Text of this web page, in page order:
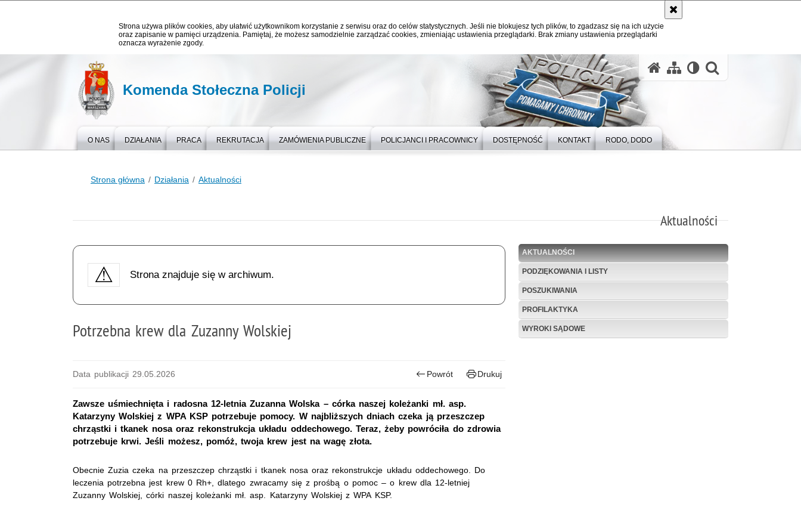
Strona używa plików cookies, aby ułatwić użytkownikom korzystanie z serwisu oraz do celów statystycznych. Jeśli nie blokujesz tych plików, to zgadzasz się na ich użycie
oraz zapisanie w pamięci urządzenia. Pamiętaj, że możesz samodzielnie zarządzać cookies, zmieniając ustawienia przeglądarki. Brak zmiany ustawienia przeglądarki
oznacza wyrażenie zgody.
Komenda Stołeczna Policji
O NAS DZIAŁANIA PRACA REKRUTACJA ZAMÓWIENIA PUBLICZNE POLICJANCI I PRACOWNICY DOSTĘPNOŚĆ KONTAKT RODO, DODO
Strona główna Działania Aktualności
Aktualności
Strona znajduje się w archiwum.
Potrzebna krew dla Zuzanny Wolskiej
Data publikacji 29.05.2026 Powrót Drukuj
Zawsze uśmiechnięta i radosna 12-letnia Zuzanna Wolska – córka naszej koleżanki mł. asp.
Katarzyny Wolskiej z WPA KSP potrzebuje pomocy. W najbliższych dniach czeka ją przeszczep
chrząstki i tkanek nosa oraz rekonstrukcja układu oddechowego. Teraz, żeby powróciła do zdrowia
potrzebuje krwi. Jeśli możesz, pomóż, twoja krew jest na wagę złota.
Obecnie Zuzia czeka na przeszczep chrząstki i tkanek nosa oraz rekonstrukcje układu oddechowego. Do
leczenia potrzebna jest krew 0 Rh+, dlatego zwracamy się z prośbą o pomoc – o krew dla 12-letniej
Zuzanny Wolskiej, córki naszej koleżanki mł. asp. Katarzyny Wolskiej z WPA KSP.
AKTUALNOŚCI
PODZIĘKOWANIA I LISTY
POSZUKIWANIA
PROFILAKTYKA
WYROKI SĄDOWE